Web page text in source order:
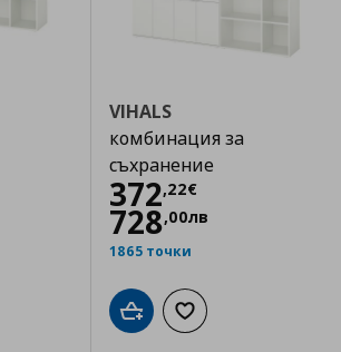
€
списъка с любими
VIHALS
комбинация за
съхранение
372,22€
Цена
728,00лв
1865 точки
Добави в кошницата
Добави към